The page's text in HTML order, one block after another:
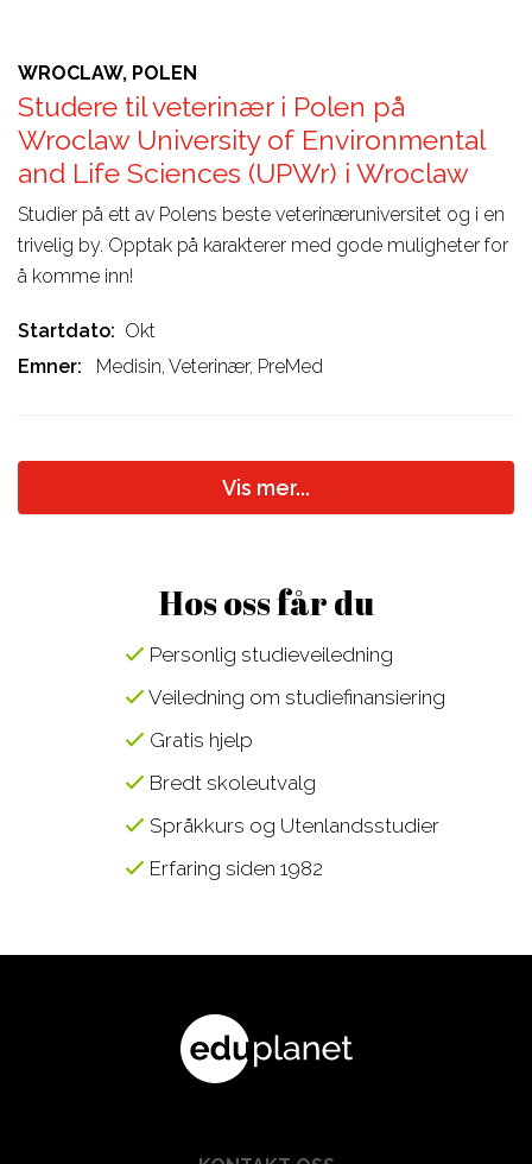
WROCLAW, POLEN
Studere til veterinær i Polen på
Wroclaw University of Environmental
and Life Sciences (UPWr) i Wroclaw
Studier på ett av Polens beste veterinæruniversitet og i en
trivelig by. Opptak på karakterer med gode muligheter for
å komme inn!
Startdato
Okt
Emner
Medisin, Veterinær, PreMed
Vis mer...
Hos oss får du
Personlig studieveiledning
Veiledning om studiefinansiering
Gratis hjelp
Bredt skoleutvalg
Språkkurs og Utenlandsstudier
Erfaring siden 1982